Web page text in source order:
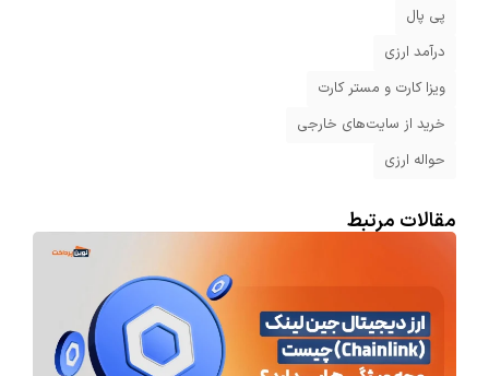
پی پال
درآمد ارزی
ویزا کارت و مستر کارت
خرید از سایت‌های خارجی
حواله ارزی
مقالات مرتبط